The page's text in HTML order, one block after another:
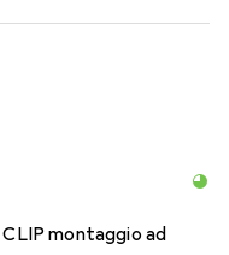
montaggio ad